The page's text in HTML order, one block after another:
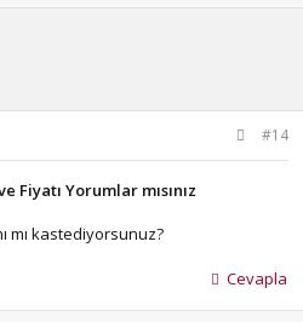
#14
Fiyatı Yorumlar mısınız
mı kastediyorsunuz?
Cevapla